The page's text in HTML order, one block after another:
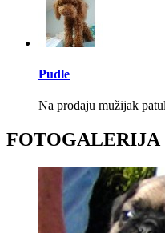
Pudle
Na prodaju mužijak
FOTOGALERIJA